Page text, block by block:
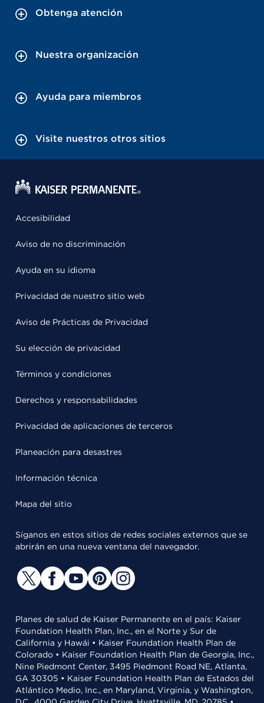
Obtenga atención
Nuestra organización
Ayuda para miembros
Visite nuestros otros sitios
Accesibilidad
Aviso de no discriminación
Ayuda en su idioma
Privacidad de nuestro sitio web
Aviso de Prácticas de Privacidad
Su elección de privacidad
Términos y condiciones
Derechos y responsabilidades
Privacidad de aplicaciones de terceros
Planeación para desastres
Información técnica
Mapa del sitio
Síganos en estos sitios de redes sociales externos que se
abrirán en una nueva ventana del navegador.
Planes de salud de Kaiser Permanente en el país: Kaiser
Foundation Health Plan, Inc., en el Norte y Sur de
California y Hawái • Kaiser Foundation Health Plan de
Colorado • Kaiser Foundation Health Plan de Georgia, Inc.,
Nine Piedmont Center, 3495 Piedmont Road NE, Atlanta,
GA 30305 • Kaiser Foundation Health Plan de Estados del
Atlántico Medio, Inc., en Maryland, Virginia, y Washington,